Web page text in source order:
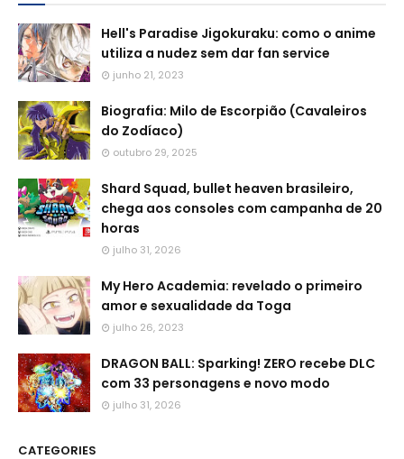
Hell's Paradise Jigokuraku: como o anime
utiliza a nudez sem dar fan service
junho 21, 2023
Biografia: Milo de Escorpião (Cavaleiros
do Zodíaco)
outubro 29, 2025
Shard Squad, bullet heaven brasileiro,
chega aos consoles com campanha de 20
horas
julho 31, 2026
My Hero Academia: revelado o primeiro
amor e sexualidade da Toga
julho 26, 2023
DRAGON BALL: Sparking! ZERO recebe DLC
com 33 personagens e novo modo
julho 31, 2026
CATEGORIES